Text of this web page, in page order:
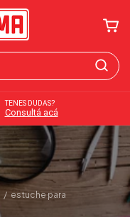
TENES DUDAS?
Consultá acá
/ estuche para